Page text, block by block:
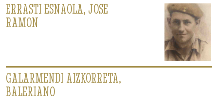
ERRASTI ESNAOLA, JOSE
RAMON
GALARMENDI AIZKORRETA,
BALERIANO